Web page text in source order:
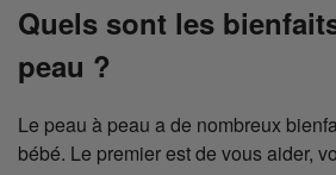
Quels sont les
peau ?
Le peau à peau a de nombreux
bébé. Le premier est de vous aider,